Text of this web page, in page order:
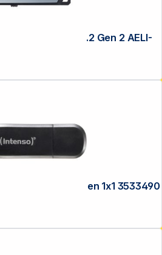
2 AELI-
Intenso Speed Line 64GB USB Stick 3.2 Gen 1x1 3533490